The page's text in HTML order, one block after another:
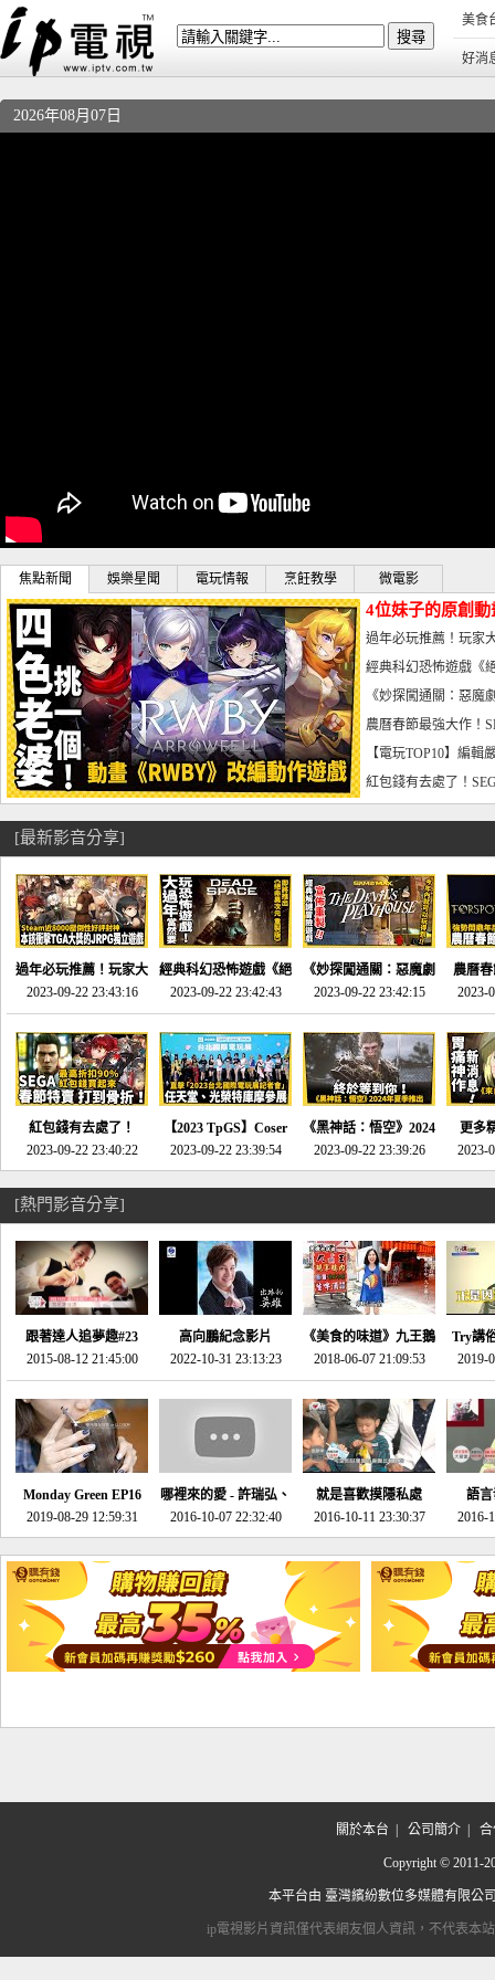
美食
好消
2026年08月07日
焦點新聞 娛樂星聞 電玩情報 烹飪教學 微電影
4位妹子的原創
曝光_電玩宅速配
過年必玩推薦！玩家
宅速配20230126
經典科幻恐怖遊戲《
懼體驗-電玩宅速配
《妙探闖通關：惡
到!!-電玩宅速配
農曆春節最強大作！
電玩宅速配20230123
【電玩TOP10】編
了，封面圖直接雷你
紅包錢有去處了！
宅速配20230119
[最新影音分享]
過年必玩推薦！玩家大
推的JRPG神作《神之
天平》介紹！-電玩宅
速配20230126
2023-09-22 23:43:16
經典科幻恐怖遊戲《絕
命異次元 重製版》重
回「石村號」的恐懼體
驗-電玩宅速配
20230125
2023-09-22 23:42:43
《妙探闖通關：惡魔劇
場》將推出「重製
版」!!!今年就能玩到!!-
電玩宅速配20230124
2023-09-22 23:42:15
農曆
SE社
動作角
電玩宅
2023-
紅包錢有去處了！
SEGA春節特賣 超過85
款遊戲打到骨折-電玩
宅速配20230119
2023-09-22 23:40:22
【2023 TpGS】Coser
和Show Girl搶先看！
直擊展前記者會-電玩
2023-09-22 23:39:54
《黑神話：悟空》2024
年夏季推出！確定不會
延期齁？-電玩宅速配
2023-09-22 23:39:26
更多
《來
金鄉
2023-
[熱門影音分享]
跟著達人追夢趣#23
promo-我想開間咖啡
館(謝佳凌)
2015-08-12 21:45:00
高向鵬紀念影片
2022-10-31 23:13:23
《美食的味道》九王鵝
肉
2018-06-07 21:09:53
Try講
2019-
Monday Green EP16
超意外~環保原來可以
邊玩邊做！
2019-08-29 12:59:31
哪裡來的愛 - 許瑞弘、
李其芬
2016-10-07 22:32:40
就是喜歡摸隱私處
2016-10-11 23:30:37
語
2016-
關於本台 公司簡介| 合
Copyright © 2011-
本平台由 臺灣繽紛數位多媒體有限公
ip電視影片資訊僅代表網友個人資訊，不代表本